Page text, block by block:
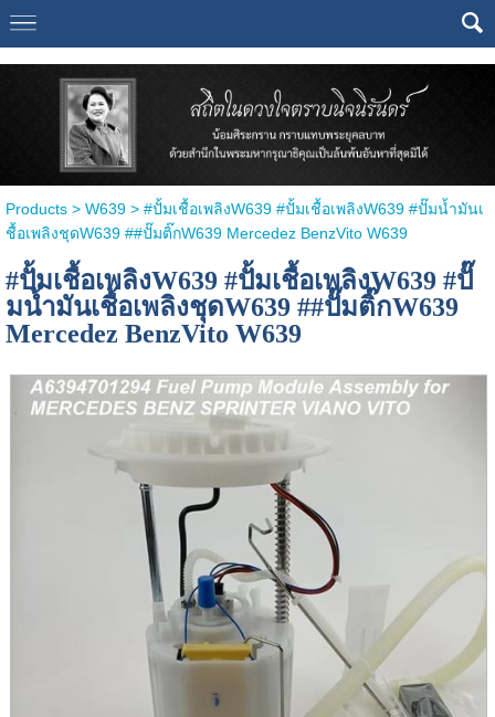
Products> W639> #ปั้มเชื้อเพลิงW639 #ปั้มเชื้อเพลิงW639 #ปั๊มน้ำมันเ
ชื้อเพลิงชุดW639 ##ปั๊มติ๊กW639 Mercedez BenzVito W639
#ปั้มเชื้อเพลิงW639 #ปั้มเชื้อเพลิงW639 #ปั๊
มน้ำมันเชื้อเพลิงชุดW639 ##ปั๊มติ๊กW639
Mercedez BenzVito W639